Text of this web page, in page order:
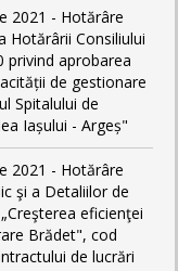
2021 - Hotărâre
Hotărârii Consiliului
privind aprobarea
de gestionare
Spitalului de
Iașului - Argeș"
2021 - Hotărâre
şi a Detaliilor de
eficienţei
Brădet", cod
de lucrări